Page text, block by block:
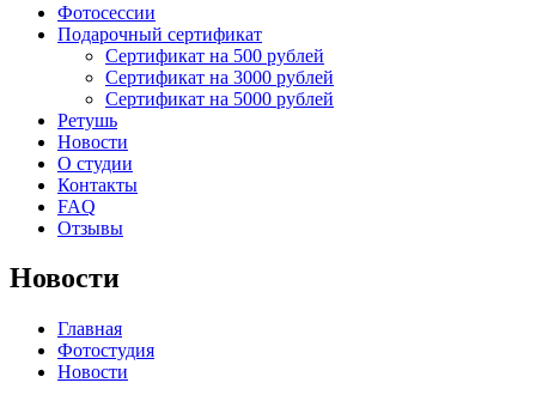
Фотосессии
Подарочный сертификат
Сертификат на 500 рублей
Сертификат на 3000 рублей
Сертификат на 5000 рублей
Ретушь
Новости
О студии
Контакты
FAQ
Отзывы
Новости
Главная
Фотостудия
Новости